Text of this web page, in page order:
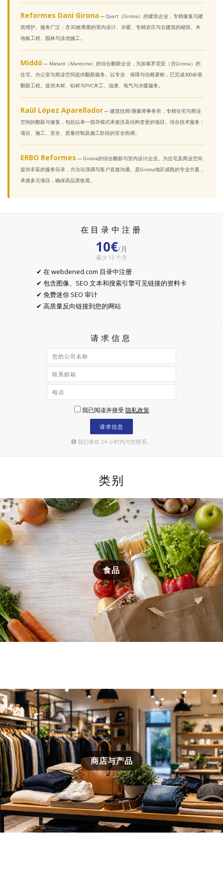
Reformes Dani Girona — Quart（Girona）的建筑企业，专精修复与建
筑维护。服务广泛：含3D效果图的室内设计、水暖、专精农庄与古建筑的砌筑、木
地板工程、园林与泳池施工。
Middö — Mataró（Maresme）的综合翻新企业，为加泰罗尼亚（含Girona）的
住宅、办公室与商业空间提供翻新服务。以专业、保障与信赖著称，已完成300余项
翻新工程。提供木材、铝材与PVC木工、油漆、电气与水暖服务。
Raül López Aparellador— 建筑技师/测量师事务所，专精住宅与商业
空间的翻新与修复，包括以单一指导模式承接涉及结构变更的项目。综合技术服务：
项目、施工、安全、质量控制及施工阶段的安全协调。
ERBO Reformes — Girona的综合翻新与室内设计企业。为住宅及商业空间
提供丰富的服务目录，方法论强调与客户直接沟通。是Girona地区成熟的专业方案，
承接多元项目，确保高品质收尾。
在目录中注册
10€/月
最少 12 个月
✔ 在 webdened.com 目录中注册
✔ 包含图像、SEO 文本和搜索引擎可见链接的资料卡
✔ 免费迷你 SEO 审计
✔ 高质量反向链接到您的网站
请求信息
我已阅读并接受 隐私政策
请求信息
我们将在 24 小时内与您联系。
类别
食品
商店与产品